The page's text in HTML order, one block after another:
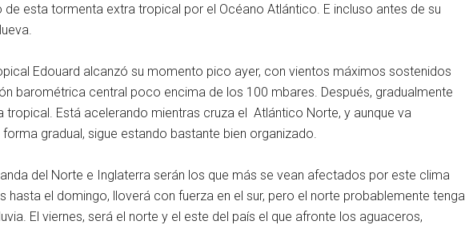
de esta tormenta extra tropical por el Océano Atlántico. E incluso antes de su
Edouard alcanzó su momento pico ayer, con vientos máximos sostenidos
barométrica central poco encima de los 100 mbares. Después, gradualmente
tropical. Está acelerando mientras cruza el Atlántico Norte, y aunque va
gradual, sigue estando bastante bien organizado.
del Norte e Inglaterra serán los que más se vean afectados por este clima
hasta el domingo, lloverá con fuerza en el sur, pero el norte probablemente tenga
El viernes, será el norte y el este del país el que afronte los aguaceros,